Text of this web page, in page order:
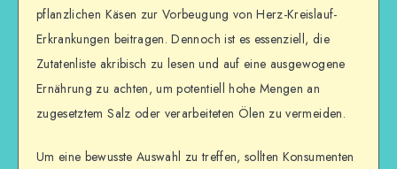
pflanzlichen Käsen zur Vorbeugung von Herz-Kreislauf-
Erkrankungen beitragen. Dennoch ist es essenziell, die
Zutatenliste akribisch zu lesen und auf eine ausgewogene
Ernährung zu achten, um potentiell hohe Mengen an
zugesetztem Salz oder verarbeiteten Ölen zu vermeiden.
Um eine bewusste Auswahl zu treffen, sollten Konsumenten